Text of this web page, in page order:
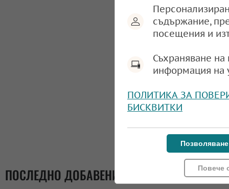
ПОСЛЕДНО ДОБАВЕНИ
съдържание,
посещения и
Съхраняване
информация на
ПОЛИТИКА ЗА
БИСКВИТКИ
Повече